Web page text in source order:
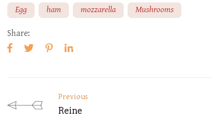
Egg
ham mozzarella Mushrooms
Share:
Previous
Reine